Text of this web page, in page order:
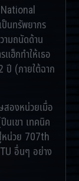
นทรัพยากร
ามถนัดด้าน
แฮ็กทำให้เธอ
ปี (ภายใต้ฉาก
สองหน่วยเมื่อ
เขา เทคนิค
หน่วย 707th
อื่นๆ อย่าง